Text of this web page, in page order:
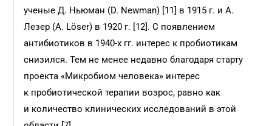
ученые Д. Ньюман (D. Newman) [11] в 1915 г. и А.
Лезер (A. Löser) в 1920 г. [12]. С появлением
антибиотиков в 1940-х гг. интерес к пробиотикам
снизился. Тем не менее недавно благодаря старту
проекта «Микробиом человека» интерес
к пробиотической терапии возрос, равно как
и количество клинических исследований в этой